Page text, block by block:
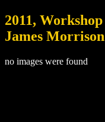
2011,
James Morrison
no images were found